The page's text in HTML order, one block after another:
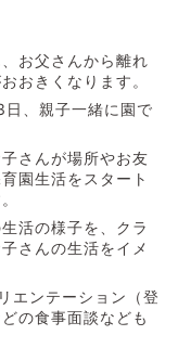
お父さんから離れ
おきくなります。
、親子一緒に園で
さんが場所やお友
園生活をスタート
活の様子を、クラ
さんの生活をイメ
エンテーション（登
の食事面談なども